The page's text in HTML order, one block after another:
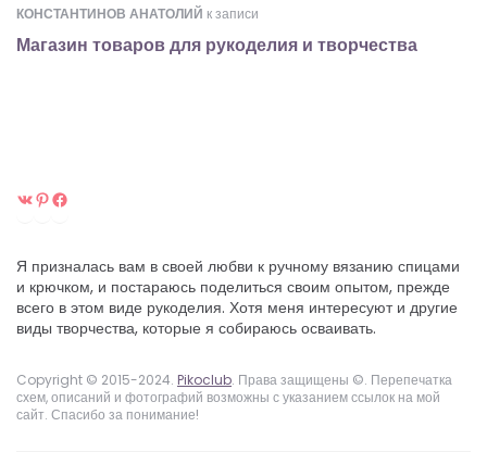
КОНСТАНТИНОВ АНАТОЛИЙ к записи
Магазин товаров для рукоделия и творчества
ВКонтакте
Pinterest
Я призналась вам в своей любви к ручному вязанию спицами
и крючком, и постараюсь поделиться своим опытом, прежде
всего в этом виде рукоделия. Хотя меня интересуют и другие
виды творчества, которые я собираюсь осваивать.
Copyright © 2015-2024. Pikoclub. Права защищены ©. Перепечатка
схем, описаний и фотографий возможны с указанием ссылок на мой
сайт. Спасибо за понимание!